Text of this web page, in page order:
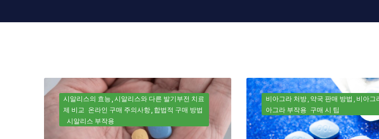
시알리스의 효능 시알리스와 다른 발기부전 치료
제 비교 온라인 구매 주의사항 합법적 구매 방법
시알리스 부작용
비아그라 처방 약국 판매 방법 비아그
아그라 부작용 구매 시 팁